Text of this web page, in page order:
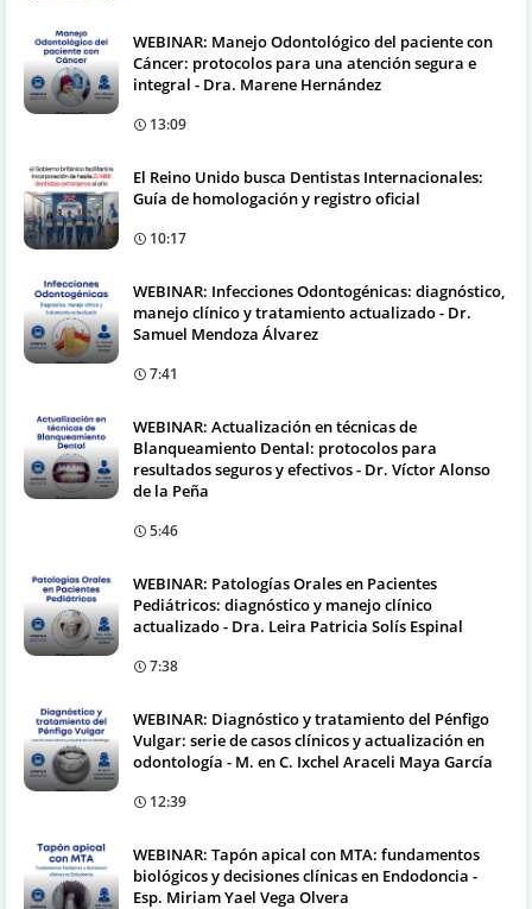
WEBINAR: Manejo Odontológico del paciente con
Cáncer: protocolos para una atención segura e
integral - Dra. Marene Hernández
13:09
El Reino Unido busca Dentistas Internacionales:
Guía de homologación y registro oficial
10:17
WEBINAR: Infecciones Odontogénicas: diagnóstico,
manejo clínico y tratamiento actualizado - Dr.
Samuel Mendoza Álvarez
7:41
WEBINAR: Actualización en técnicas de
Blanqueamiento Dental: protocolos para
resultados seguros y efectivos - Dr. Víctor Alonso
de la Peña
5:46
WEBINAR: Patologías Orales en Pacientes
Pediátricos: diagnóstico y manejo clínico
actualizado - Dra. Leira Patricia Solís Espinal
7:38
WEBINAR: Diagnóstico y tratamiento del Pénfigo
Vulgar: serie de casos clínicos y actualización en
odontología - M. en C. Ixchel Araceli Maya García
12:39
WEBINAR: Tapón apical con MTA: fundamentos
biológicos y decisiones clínicas en Endodoncia -
Esp. Miriam Yael Vega Olvera